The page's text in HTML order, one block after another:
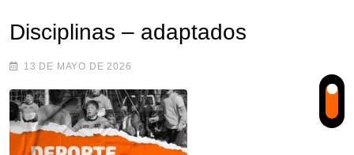
Disciplinas – adaptados
13 DE MAYO DE 2026